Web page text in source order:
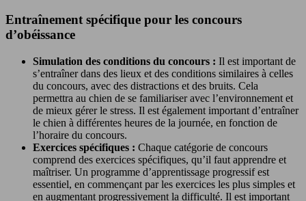
Entraînement spécifique pour les concours
d’obéissance
Simulation des conditions du concours : Il est important de
s’entraîner dans des lieux et des conditions similaires à celles
du concours, avec des distractions et des bruits. Cela
permettra au chien de se familiariser avec l’environnement et
de mieux gérer le stress. Il est également important d’entraîner
le chien à différentes heures de la journée, en fonction de
l’horaire du concours.
Exercices spécifiques : Chaque catégorie de concours
comprend des exercices spécifiques, qu’il faut apprendre et
maîtriser. Un programme d’apprentissage progressif est
essentiel, en commençant par les exercices les plus simples et
en augmentant progressivement la difficulté. Il est important